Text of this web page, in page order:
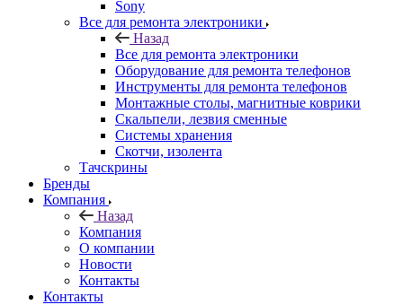
Sony
Все для ремонта электроники
Назад
Все для ремонта электроники
Оборудование для ремонта телефонов
Инструменты для ремонта телефонов
Монтажные столы, магнитные коврики
Скальпели, лезвия сменные
Системы хранения
Скотчи, изолента
Тачскрины
Бренды
Компания
Назад
Компания
О компании
Новости
Контакты
Контакты